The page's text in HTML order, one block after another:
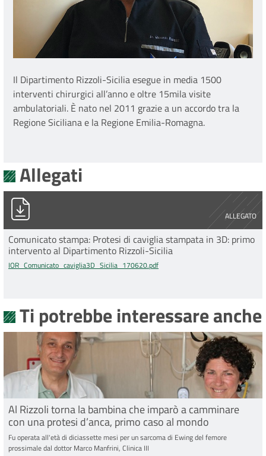
Il Dipartimento Rizzoli-Sicilia esegue in media 1500
interventi chirurgici all’anno e oltre 15mila visite
ambulatoriali. È nato nel 2011 grazie a un accordo tra la
Regione Siciliana e la Regione Emilia-Romagna.
Allegati
ALLEGATO
IOR_Comunicato_caviglia3D_Sicilia_170620.pdf
Comunicato stampa: Protesi di caviglia stampata in 3D: primo
intervento al Dipartimento Rizzoli-Sicilia
IOR_Comunicato_caviglia3D_Sicilia_170620.pdf
Ti potrebbe interessare anche
Al Rizzoli torna la bambina che imparò a camminare
con una protesi d’anca, primo caso al mondo
Fu operata all'età di diciassette mesi per un sarcoma di Ewing del femore
prossimale dal dottor Marco Manfrini, Clinica III